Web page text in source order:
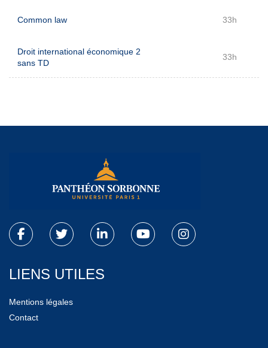
Common law 33h
Droit international économique 2
sans TD
33h
LIENS UTILES
Mentions légales
Contact